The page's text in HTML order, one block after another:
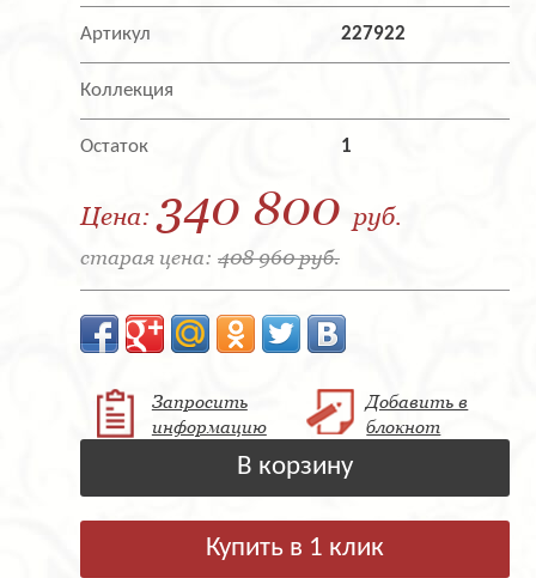
Артикул 227922
Коллекция
Остаток 1
Цена: 340 800 руб.
старая цена: 408 960 руб.
Запросить
информацию
Добавить в
блокнот
В корзину
Купить в 1 клик